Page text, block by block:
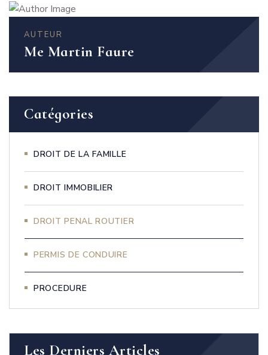
AUTEUR
Me Martin Faure
Catégories
DROIT DE LA FAMILLE
DROIT IMMOBILIER
DROIT PENAL ROUTIER
PERMIS DE CONDUIRE
PROCEDURE
Les Derniers Articles